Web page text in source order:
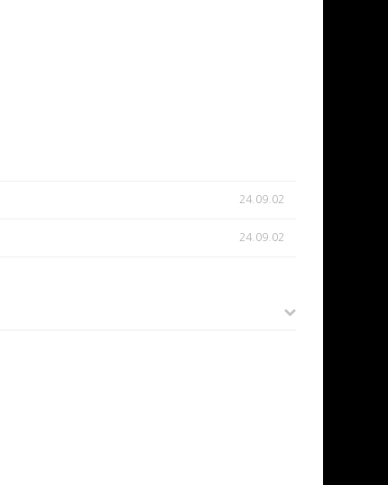
24.09.02
24.09.02